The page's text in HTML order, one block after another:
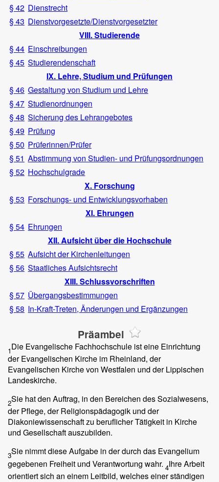
§ 42 Dienstrecht
§ 43 Dienstvorgesetzte/Dienstvorgesetzter
VIII. Studierende
§ 44 Einschreibungen
§ 45 Studierendenschaft
IX. Lehre, Studium und Prüfungen
§ 46 Gestaltung von Studium und Lehre
§ 47 Studienordnungen
§ 48 Sicherung des Lehrangebotes
§ 49 Prüfung
§ 50 Prüferinnen/Prüfer
§ 51 Abstimmung von Studien- und Prüfungsordnungen
§ 52 Hochschulgrade
X. Forschung
§ 53 Forschungs- und Entwicklungsvorhaben
XI. Ehrungen
§ 54 Ehrungen
XII. Aufsicht über die Hochschule
§ 55 Aufsicht der Kirchenleitungen
§ 56 Staatliches Aufsichtsrecht
XIII. Schlussvorschriften
§ 57 Übergangsbestimmungen
§ 58 In-Kraft-Treten, Änderungen und Ergänzungen
Präambel
1Die Evangelische Fachhochschule ist eine Einrichtung
der Evangelischen Kirche im Rheinland, der
Evangelischen Kirche von Westfalen und der Lippischen
Landeskirche.
2Sie hat den Auftrag, in den Bereichen des Sozialwesens,
der Pflege, der Religionspädagogik und der
Diakoniewissenschaft zu beruflicher Tätigkeit in Kirche
und Gesellschaft auszubilden.
3Sie nimmt diese Aufgabe in der durch das Evangelium
gegebenen Freiheit und Verantwortung wahr. 4Ihre Arbeit
orientiert sich an einem Leitbild, welches einer ständigen